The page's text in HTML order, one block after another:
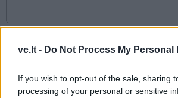
ve.lt - Do Not Process My Personal
If you wish to opt-out of the sale, sharing
processing of your personal or sensitive
Sutinku sutaisyklėmis
reCAPTCHA
Serviceapply.